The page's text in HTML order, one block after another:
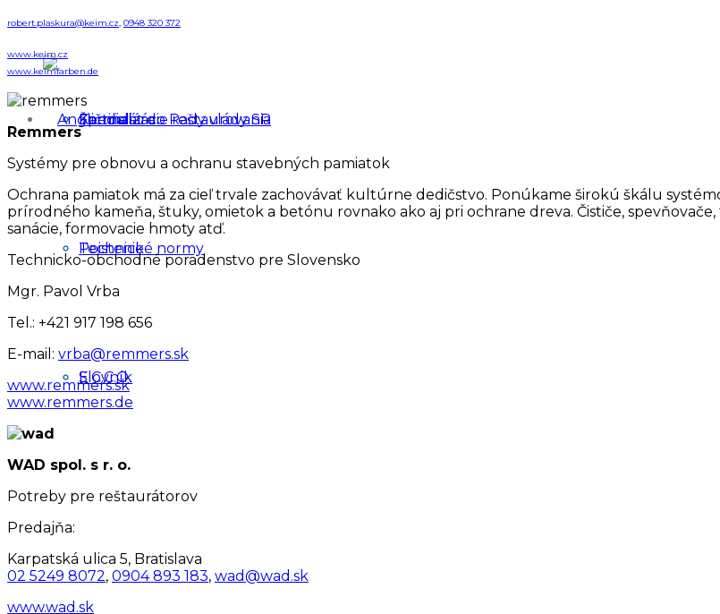
Kandidát do Rady vlády SR
Špecializácie reštaurovania
Poistenie
Slovník
Formuláre
Technické normy
E.C.C.O.
robert.plaskura@keim.cz, 0948 320 372
www.keim.cz
www.keimfarben.de
Remmers
Systémy pre obnovu a ochranu stavebných pamiatok
Ochrana pamiatok má za cieľ trvale zachovávať kultúrne dedičstvo. Ponúkame širokú škálu
prírodného kameňa, štuky, omietok a betónu rovnako ako aj pri ochrane dreva. Čističe,
sanácie, formovacie hmoty atď.
Technicko-obchodné poradenstvo pre Slovensko
Mgr. Pavol Vrba
Tel.: +421 917 198 656
E-mail: vrba@remmers.sk
www.remmers.sk
www.remmers.de
WAD spol. s r. o.
Potreby pre reštaurátorov
Predajňa:
Karpatská ulica 5, Bratislava
02 5249 8072, 0904 893 183, wad@wad.sk
www.wad.sk